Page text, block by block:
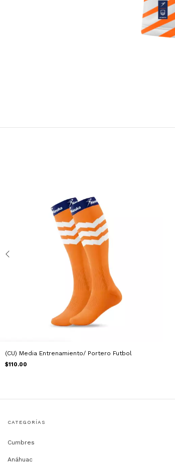
(CU) Media Entrenamiento/ Portero Futbol
$110.00
CATEGORÍAS
Cumbres
Anáhuac